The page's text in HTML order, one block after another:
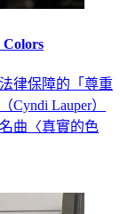
律保障的「尊重
Lauper）
曲〈真實的色